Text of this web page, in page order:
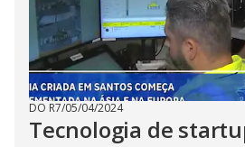
DO R7/05/04/2024
Tecnologia de